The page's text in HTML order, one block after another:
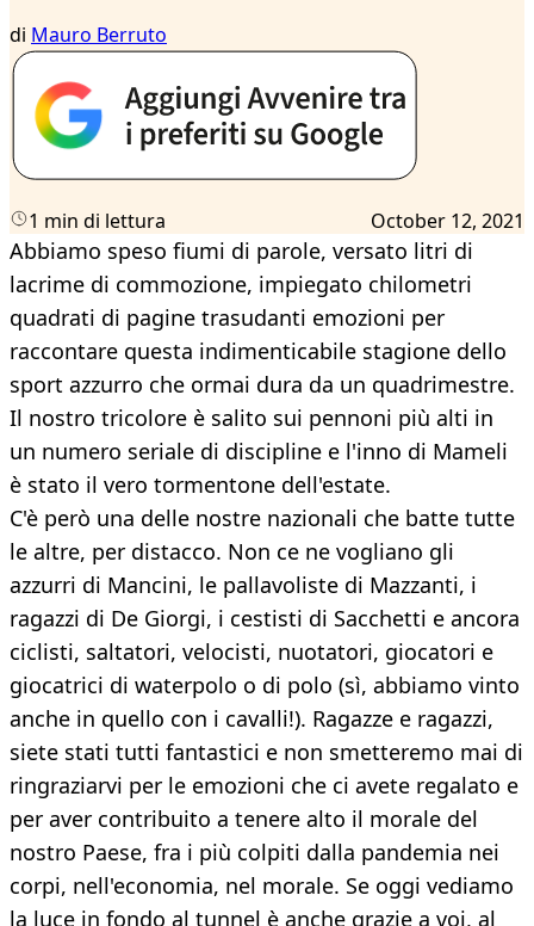
di Mauro Berruto
1 min di lettura October 12, 2021
Abbiamo speso fiumi di parole, versato litri di
lacrime di commozione, impiegato chilometri
quadrati di pagine trasudanti emozioni per
raccontare questa indimenticabile stagione dello
sport azzurro che ormai dura da un quadrimestre.
Il nostro tricolore è salito sui pennoni più alti in
un numero seriale di discipline e l'inno di Mameli
è stato il vero tormentone dell'estate.
C'è però una delle nostre nazionali che batte tutte
le altre, per distacco. Non ce ne vogliano gli
azzurri di Mancini, le pallavoliste di Mazzanti, i
ragazzi di De Giorgi, i cestisti di Sacchetti e ancora
ciclisti, saltatori, velocisti, nuotatori, giocatori e
giocatrici di waterpolo o di polo (sì, abbiamo vinto
anche in quello con i cavalli!). Ragazze e ragazzi,
siete stati tutti fantastici e non smetteremo mai di
ringraziarvi per le emozioni che ci avete regalato e
per aver contribuito a tenere alto il morale del
nostro Paese, fra i più colpiti dalla pandemia nei
corpi, nell'economia, nel morale. Se oggi vediamo
la luce in fondo al tunnel è anche grazie a voi, al